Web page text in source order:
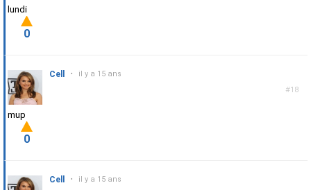
lundi
0
#18
Cell • il y a 15 ans
mup
0
Cell • il y a 15 ans